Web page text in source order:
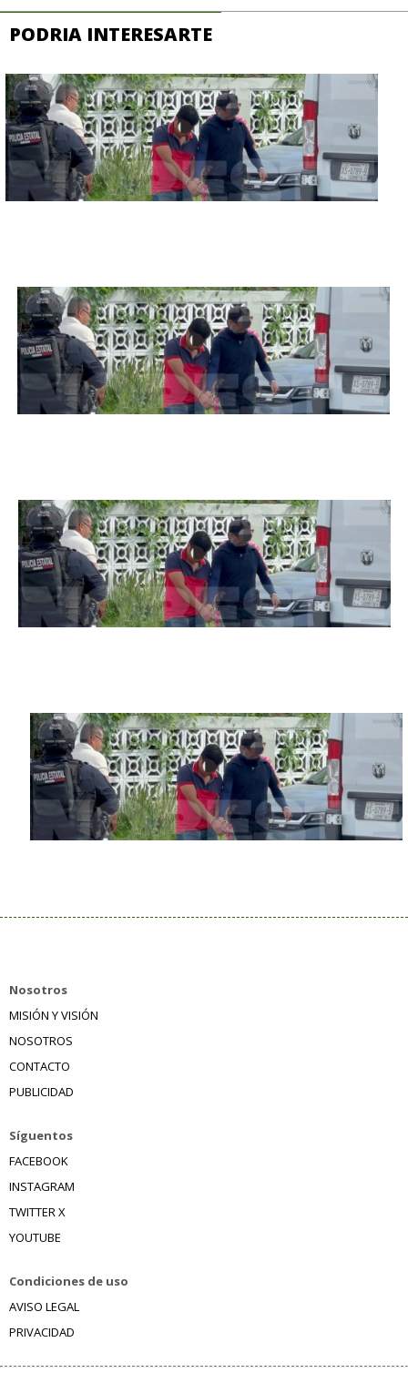
PODRIA INTERESARTE
Nosotros
MISIÓN Y VISIÓN
NOSOTROS
CONTACTO
PUBLICIDAD
Síguentos
FACEBOOK
INSTAGRAM
TWITTER X
YOUTUBE
Condiciones de uso
AVISO LEGAL
PRIVACIDAD